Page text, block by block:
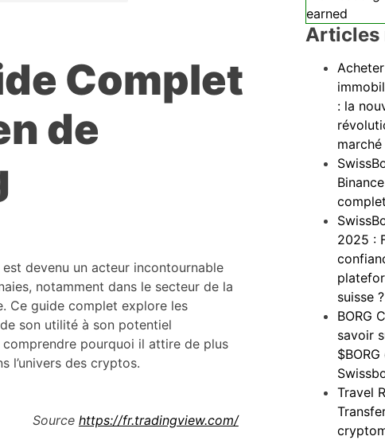
Complet
de
devenu un acteur incontournable
notamment dans le secteur de la
Ce guide complet explore les
de son utilité à son potentiel
comprendre pourquoi il attire de plus
l’univers des cryptos.
Source https://fr.tradingview.com/
Articles
: la
2025 :
suisse ?
BORG
savoir
$BORG
Travel